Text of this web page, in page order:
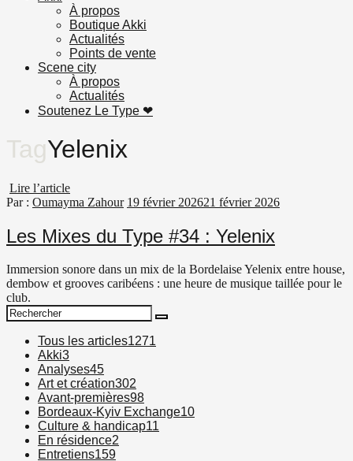
À propos
Boutique Akki
Actualités
Points de vente
Scene city
À propos
Actualités
Soutenez Le Type ❤︎
TagYelenix
Lire l’article
Par : Oumayma Zahour 19 février 202621 février 2026
Les Mixes du Type #34 : Yelenix
Immersion sonore dans un mix de la Bordelaise Yelenix entre house,
dembow et grooves caribéens : une heure de musique taillée pour le
club.
Search
for:
Search
Tous les articles1271
Akki3
Analyses45
Art et création302
Avant-premières98
Bordeaux-Kyiv Exchange10
Culture & handicap11
En résidence2
Entretiens159